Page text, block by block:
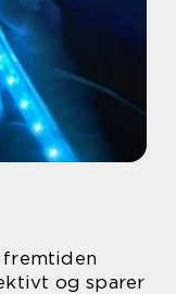
fremtiden
og sparer